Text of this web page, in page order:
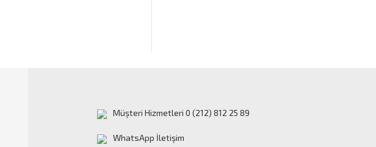
Müşteri Hizmetleri 0 (212) 812 25 89
WhatsApp İletişim